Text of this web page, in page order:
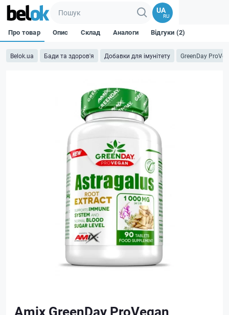
UA
RU
Belok.ua Бади та здоров'я Добавки для імунітету GreenDay
Про товар Опис Склад Аналоги Відгуки (2)
Amix GreenDay ProVegan